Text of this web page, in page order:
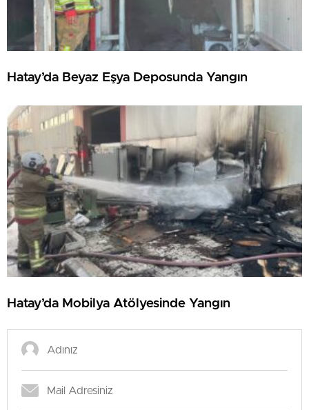
Hatay’da Beyaz Eşya Deposunda Yangın
Hatay’da Mobilya Atölyesinde Yangın